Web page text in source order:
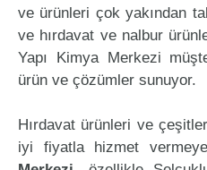
ve ürünleri çok yakından
ve hırdavat ve nalbur
Yapı Kimya Merkezi
ürün ve çözümler sunuyor.
Hırdavat ürünleri ve
iyi fiyatla hizmet